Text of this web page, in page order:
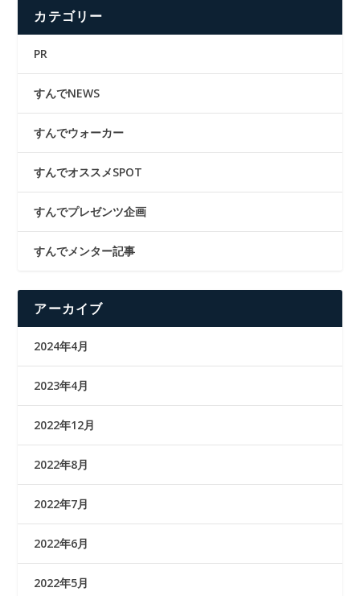
カテゴリー
PR
すんでNEWS
すんでウォーカー
すんでオススメSPOT
すんでプレゼンツ企画
すんでメンター記事
アーカイブ
2024年4月
2023年4月
2022年12月
2022年8月
2022年7月
2022年6月
2022年5月